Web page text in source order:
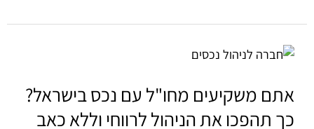
אתם משקיעים מחו"ל עם נכס בישראל?
כך תהפכו את הניהול לרווחי וללא כאב
אתם
מחו"ל